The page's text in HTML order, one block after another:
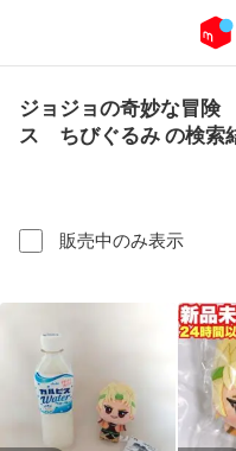
ジョジョの奇妙な冒
ス ちびぐるみ の検索
販売中のみ表示